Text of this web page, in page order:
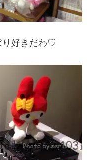
り好きだわ♡